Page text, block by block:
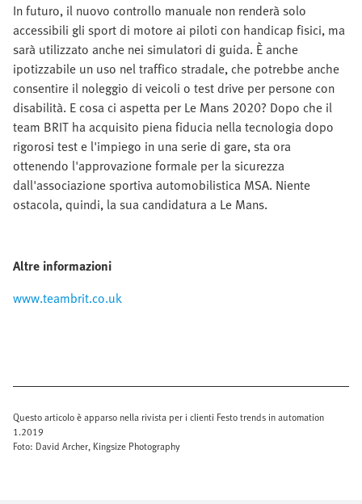
In futuro, il nuovo controllo manuale non renderà solo
accessibili gli sport di motore ai piloti con handicap fisici, ma
sarà utilizzato anche nei simulatori di guida. È anche
ipotizzabile un uso nel traffico stradale, che potrebbe anche
consentire il noleggio di veicoli o test drive per persone con
disabilità. E cosa ci aspetta per Le Mans 2020? Dopo che il
team BRIT ha acquisito piena fiducia nella tecnologia dopo
rigorosi test e l'impiego in una serie di gare, sta ora
ottenendo l'approvazione formale per la sicurezza
dall'associazione sportiva automobilistica MSA. Niente
ostacola, quindi, la sua candidatura a Le Mans.
Altre informazioni
www.teambrit.co.uk
Questo articolo è apparso nella rivista per i clienti Festo trends in automation
1.2019
Foto: David Archer, Kingsize Photography